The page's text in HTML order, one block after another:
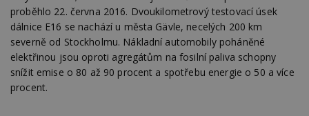
proběhlo 22. června 2016. Dvoukilometrový testovací úsek
dálnice E16 se nachází u města Gävle, necelých 200 km
severně od Stockholmu. Nákladní automobily poháněné
elektřinou jsou oproti agregátům na fosilní paliva schopny
snížit emise o 80 až 90 procent a spotřebu energie o 50 a více
procent.